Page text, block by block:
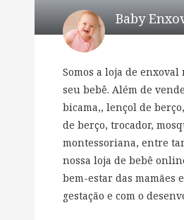
Baby
Somos a loja de
seu bebê. Além de
bicama,, lençol de
de berço, trocador,
montessoriana, entre
nossa loja de bebê
bem-estar das mamães
gestação e com o